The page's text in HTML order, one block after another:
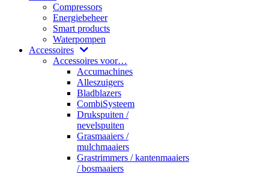
Compressors
Energiebeheer
Smart products
Waterpompen
Accessoires
Accessoires voor…
Accumachines
Alleszuigers
Bladblazers
CombiSysteem
Drukspuiten /
nevelspuiten
Grasmaaiers /
mulchmaaiers
Grastrimmers / kantenmaaiers
/ bosmaaiers